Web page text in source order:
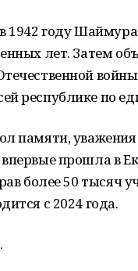
1942 году
лет. Затем
республике по
памяти,
прошла в
более 50 тысяч
с 2024 года.